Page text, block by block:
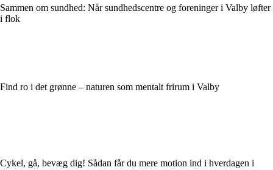
Sammen om sundhed: Når sundhedscentre og foreninger i Valby løfter
i flok
Find ro i det grønne – naturen som mentalt frirum i Valby
Cykel, gå, bevæg dig! Sådan får du mere motion ind i hverdagen i